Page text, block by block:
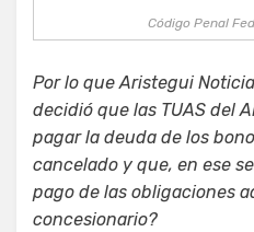
Código Penal
Por lo queAristegui
decidió que las TUAS del
pagar la deuda de los
cancelado y que, en ese
pago de las obligaciones
concesionario?